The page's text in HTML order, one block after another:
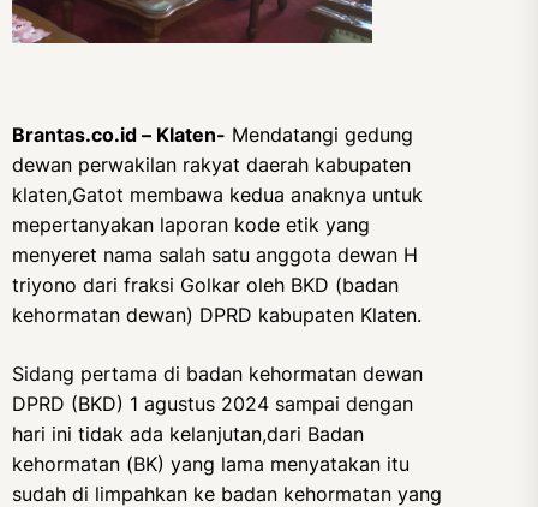
Brantas.co.id – Klaten- Mendatangi gedung
dewan perwakilan rakyat daerah kabupaten
klaten,Gatot membawa kedua anaknya untuk
mepertanyakan laporan kode etik yang
menyeret nama salah satu anggota dewan H
triyono dari fraksi Golkar oleh BKD (badan
kehormatan dewan) DPRD kabupaten Klaten.
Sidang pertama di badan kehormatan dewan
DPRD (BKD) 1 agustus 2024 sampai dengan
hari ini tidak ada kelanjutan,dari Badan
kehormatan (BK) yang lama menyatakan itu
sudah di limpahkan ke badan kehormatan yang